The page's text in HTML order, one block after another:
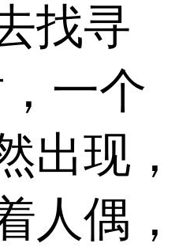
找寻
一个
出现，
人偶，